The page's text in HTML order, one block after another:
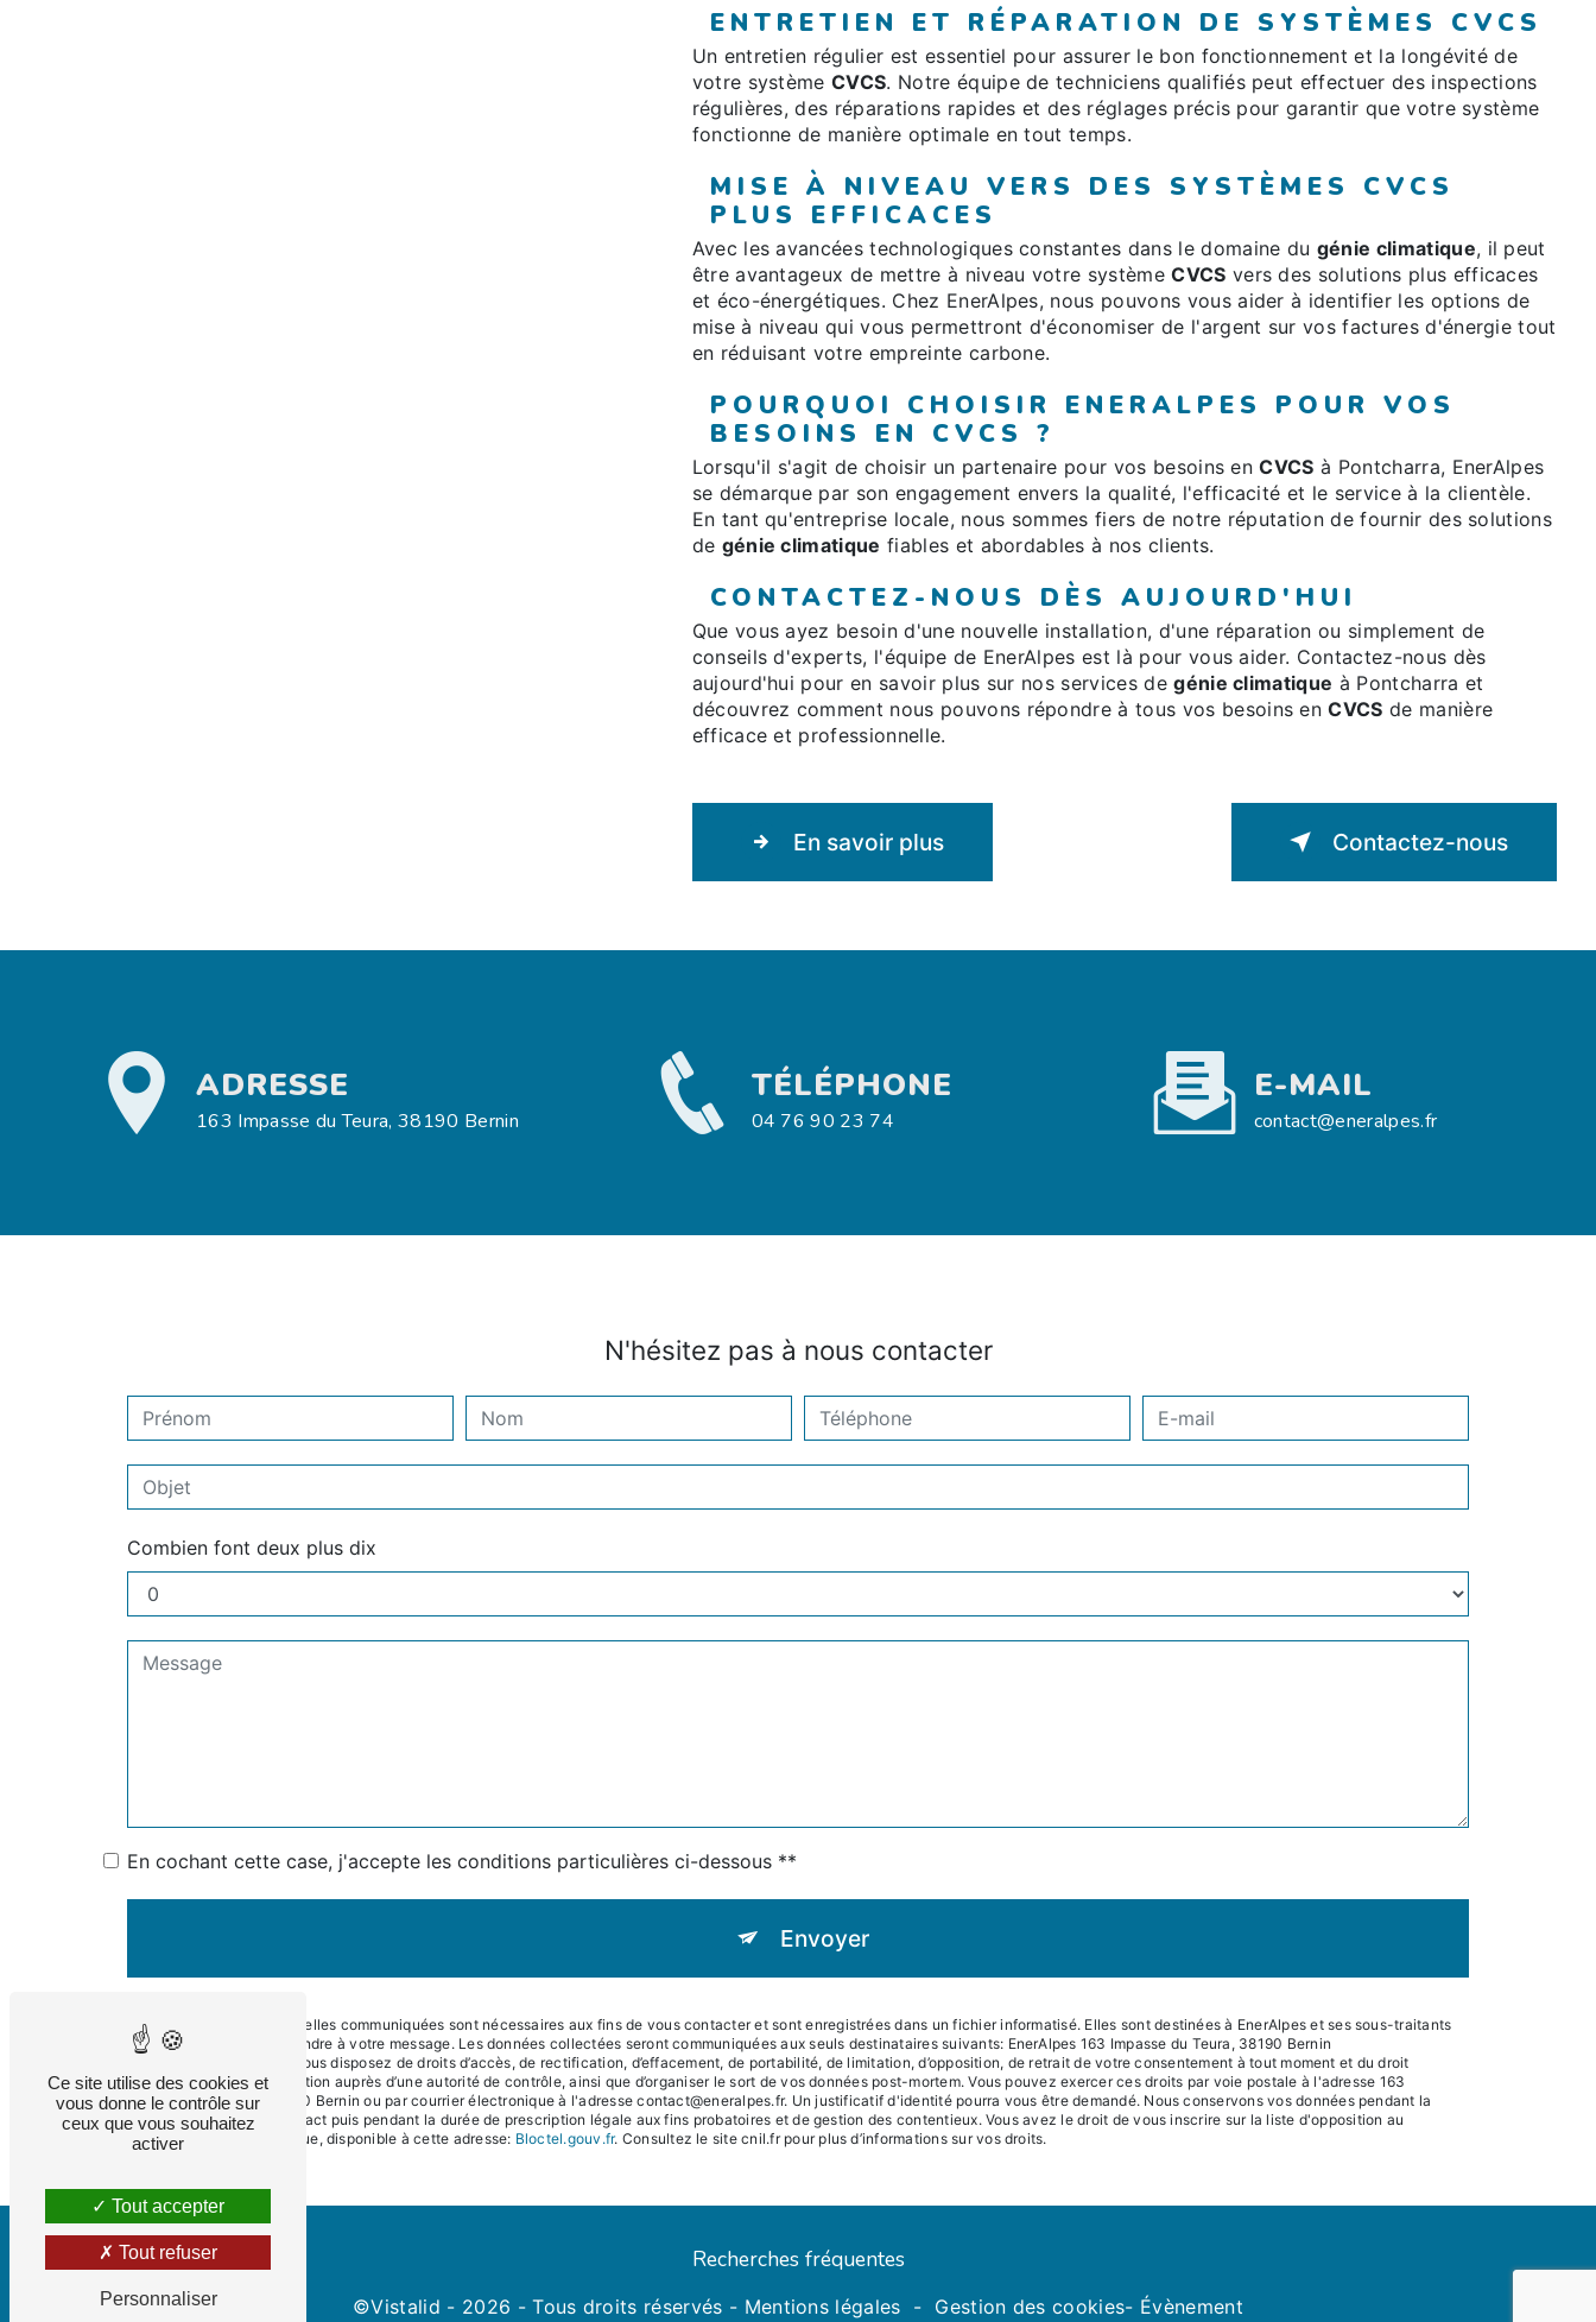
ENTRETIEN ET RÉPARATION DE SYSTÈMES CVCS
Un entretien régulier est essentiel pour assurer le bon fonctionnement et la longévité de
votre systèmeCVCS. Notre équipe de techniciens qualifiés peut effectuer des inspections
régulières, des réparations rapides et des réglages précis pour garantir que votre système
fonctionne de manière optimale en tout temps.
MISE À NIVEAU VERS DES SYSTÈMES CVCS
PLUS EFFICACES
Avec les avancées technologiques constantes dans le domaine du génie climatique, il peut
être avantageux de mettre à niveau votre systèmeCVCS vers des solutions plus efficaces
et éco-énergétiques. Chez EnerAlpes, nous pouvons vous aider à identifier les options de
mise à niveau qui vous permettront d'économiser de l'argent sur vos factures d'énergie tout
en réduisant votre empreinte carbone.
POURQUOI CHOISIR ENERALPES POUR VOS
BESOINS EN CVCS ?
Lorsqu'il s'agit de choisir un partenaire pour vos besoins enCVCS à Pontcharra, EnerAlpes
se démarque par son engagement envers la qualité, l'efficacité et le service à la clientèle.
En tant qu'entreprise locale, nous sommes fiers de notre réputation de fournir des solutions
de génie climatique fiables et abordables à nos clients.
CONTACTEZ-NOUS DÈS AUJOURD'HUI
Que vous ayez besoin d'une nouvelle installation, d'une réparation ou simplement de
conseils d'experts, l'équipe de EnerAlpes est là pour vous aider. Contactez-nous dès
aujourd'hui pour en savoir plus sur nos services degénie climatique à Pontcharra et
découvrez comment nous pouvons répondre à tous vos besoins enCVCS de manière
efficace et professionnelle.
En savoir plus Contactez-nous
ADRESSE
163 Impasse du Teura, 38190 Bernin
TÉLÉPHONE
04 76 90 23 74
E-MAIL
contact@eneralpes.fr
N'hésitez pas à nous contacter
Combien font deux plus dix
En cochant cette case, j'accepte les conditions particulières ci-dessous **
Envoyer
** Les données personnelles communiquées sont nécessaires aux fins de vous contacter et sont enregistrées dans un fichier informatisé. Elles sont destinées à EnerAlpes et ses sous-traitants
dans le seul but de répondre à votre message. Les données collectées seront communiquées aux seuls destinataires suivants: EnerAlpes 163 Impasse du Teura, 38190 Bernin
contact@eneralpes.fr. Vous disposez de droits d’accès, de rectification, d’effacement, de portabilité, de limitation, d’opposition, de retrait de votre consentement à tout moment et du droit
d’introduire une réclamation auprès d’une autorité de contrôle, ainsi que d’organiser le sort de vos données post-mortem. Vous pouvez exercer ces droits par voie postale à l'adresse 163
Impasse du Teura, 38190 Bernin ou par courrier électronique à l'adresse contact@eneralpes.fr. Un justificatif d'identité pourra vous être demandé. Nous conservons vos données pendant la
période de prise de contact puis pendant la durée de prescription légale aux fins probatoires et de gestion des contentieux. Vous avez le droit de vous inscrire sur la liste d'opposition au
démarchage téléphonique, disponible à cette adresse: Bloctel.gouv.fr. Consultez le site cnil.fr pour plus d’informations sur vos droits.
Recherches fréquentes
©Vistalid - 2026 - Tous droits réservés - Mentions légales - Gestion des cookies- Évènement
Ce site utilise des cookies et
vous donne le contrôle sur
ceux que vous souhaitez
activer
Tout accepter
Tout refuser
Personnaliser